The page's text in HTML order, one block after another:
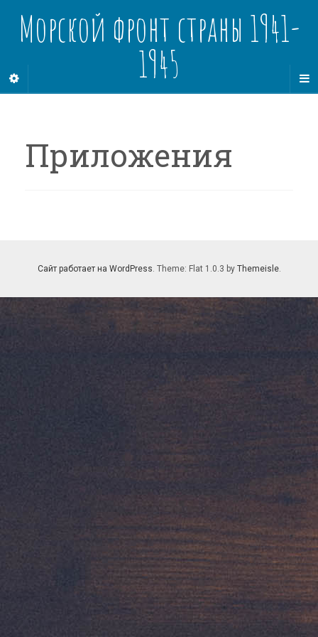
Морской фронт страны 1941-
1945
Приложения
Сайт работает на WordPress. Theme: Flat 1.0.3 by Themeisle.